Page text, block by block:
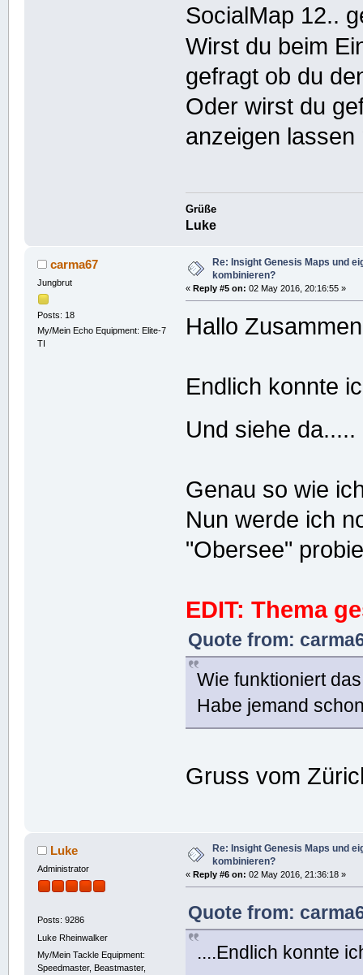
SocialMap 12..
Wirst du beim
gefragt ob du
Oder wirst du
anzeigen lassen
Grüße
Luke
carma67
Jungbrut
Posts: 18
My/Mein Echo Equipment: Elite-7
TI
Re: Insight Genesis Maps und
kombinieren?
«Reply #5 on: 02 May 2016, 20:16:55 »
Hallo Zusammen
Endlich konnte
Und siehe
Genau so wie
Nun werde ich
"Obersee"
EDIT: Thema
Quote from:
Wie funktioniert
Habe jemand
Gruss vom
Luke
Administrator
Posts: 9286
Luke Rheinwalker
My/Mein Tackle Equipment:
Speedmaster, Beastmaster,
Re: Insight Genesis Maps und
kombinieren?
«Reply #6 on: 02 May 2016, 21:36:18 »
Quote from:
....Endlich konnte